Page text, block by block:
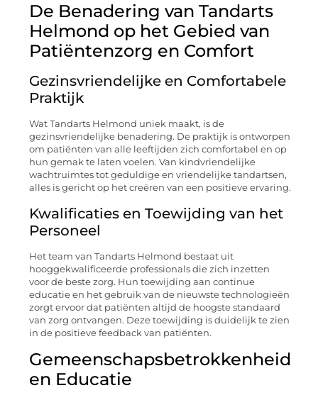
De Benadering van Tandarts
Helmond op het Gebied van
Patiëntenzorg en Comfort
Gezinsvriendelijke en Comfortabele
Praktijk
Wat Tandarts Helmond uniek maakt, is de
gezinsvriendelijke benadering. De praktijk is ontworpen
om patiënten van alle leeftijden zich comfortabel en op
hun gemak te laten voelen. Van kindvriendelijke
wachtruimtes tot geduldige en vriendelijke tandartsen,
alles is gericht op het creëren van een positieve ervaring.
Kwalificaties en Toewijding van het
Personeel
Het team van Tandarts Helmond bestaat uit
hooggekwalificeerde professionals die zich inzetten
voor de beste zorg. Hun toewijding aan continue
educatie en het gebruik van de nieuwste technologieën
zorgt ervoor dat patiënten altijd de hoogste standaard
van zorg ontvangen. Deze toewijding is duidelijk te zien
in de positieve feedback van patiënten.
Gemeenschapsbetrokkenheid
en Educatie